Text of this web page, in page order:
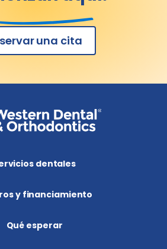
una cita
dentales
y financiamiento
Qué esperar